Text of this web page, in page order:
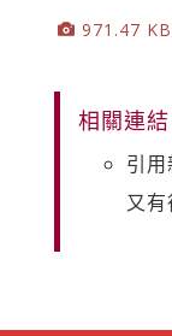
971.47
相關連
引
又